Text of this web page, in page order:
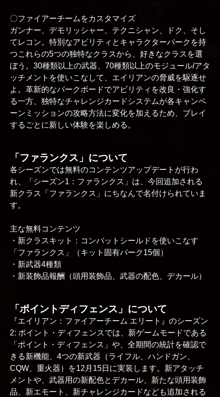
〇ファイアーチームをカスタマイズ
ガンナー、デモリッシャー、テクニシャン、ドク、そし
てレコン。特別なアビリティとキャラクターパークを持
つこれらの5つの独特なクラスから、好きなクラスを選
ぼう。30種類以上の武器、70種類以上のモジュール/アタ
ッチメントを使いこなして、エイリアンの脅威を駆逐せ
よ。革新的なパークボードでアビリティを改良・強化す
る一方、独特なチャレンジカードシステムが各キャンペ
ーンミッションの攻略方法に変化を加えるため、プレイ
するごとに新しい体験を楽しめる。
「ファランクス」について
各シーズンでは無料のコンテンツアップデートが行わ
れ、「シーズン1：ファランクス」は、今回追加される
新クラス「ファランクス」にちなんで名付けられていま
す。
主な無料コンテンツ
・新クラスキット：コンバットシールドを使いこなす
「ファランクス」（キット固有パーク15個）
・新武器4種類
・新装飾品報酬（頭用装飾品、武器の配色、デカール）
「ポイントディフェンス」について
『エイリアン：ファイアーチーム エリート』のシーズン
2: ポイント・ディフェンスでは、新ゲームモードである
「ポイント・ディフェンス」や、全期間の統計を確認で
きる新機能、4つの新武器（ライフル、ハンドガン、
CQW、重火器）を12月15日に実装します。新アタッチ
メントや、武器用の新配色とデカール、新たな頭用装飾
品、新エモート、新チャレンジカードなども追加される